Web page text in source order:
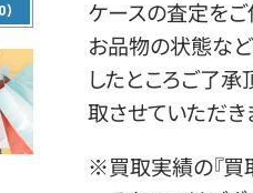
ケースの査定をご
お品物の状態など
したところご了
取させていただき
※買取実績の『買